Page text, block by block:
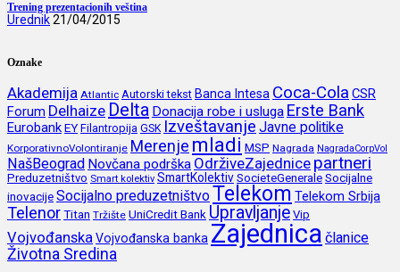
Trening prezentacionih veština
Urednik21/04/2015
Oznake
Akademija Atlantic Autorski tekst Banca Intesa Coca-Cola CSR
Forum Delhaize Delta Donacija robe i usluga Erste Bank
EurobankEY Filantropija GSK Izveštavanje Javne politike
KorporativnoVolontiranje Merenje mladi MSP Nagrada NagradaCorpVol
NašBeograd Novčana podrška OdrživeZajednice partneri
Preduzetništvo Smart kolektiv SmartKolektivSocieteGeneraleSocijalne
inovacijeSocijalno preduzetništvoTelekom Telekom Srbija
TelenorTitan Tržište UniCredit Bank Upravljanje Vip
VojvođanskaVojvođanska banka Zajednica članice
Životna Sredina